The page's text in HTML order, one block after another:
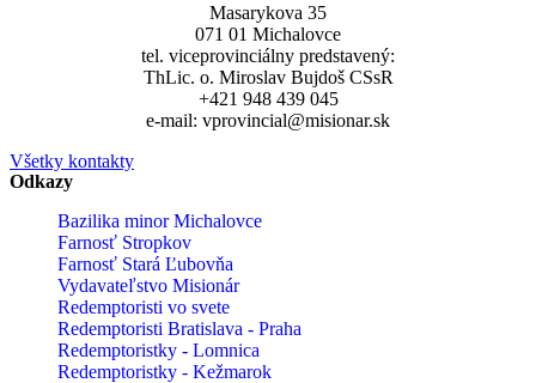
Masarykova 35
071 01 Michalovce
tel. viceprovinciálny predstavený:
ThLic. o. Miroslav Bujdoš CSsR
+421 948 439 045
e-mail: vprovincial@misionar.sk
Všetky kontakty
Odkazy
Bazilika minor Michalovce
Farnosť Stropkov
Farnosť Stará Ľubovňa
Vydavateľstvo Misionár
Redemptoristi vo svete
Redemptoristi Bratislava - Praha
Redemptoristky - Lomnica
Redemptoristky - Kežmarok